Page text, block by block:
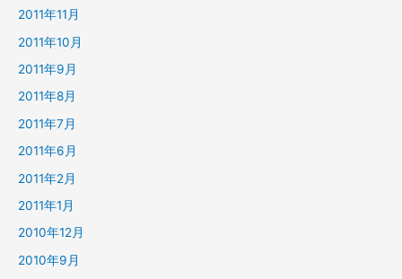
2011年11月
2011年10月
2011年9月
2011年8月
2011年7月
2011年6月
2011年2月
2011年1月
2010年12月
2010年9月